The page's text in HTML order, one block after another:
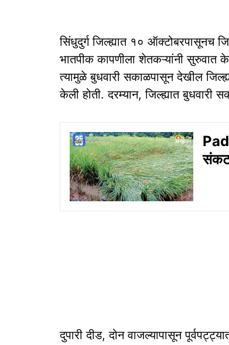
सिंधुदुर्ग जिल्ह्यात १० ऑक्टोबरपासूनच
भातपीक कापणीला शेतकऱ्यांनी सुरुवात
त्यामुळे बुधवारी सकाळपासून देखील
केली होती. दरम्यान, जिल्ह्यात बुधवारी
दुपारी दीड, दोन वाजल्यापासून